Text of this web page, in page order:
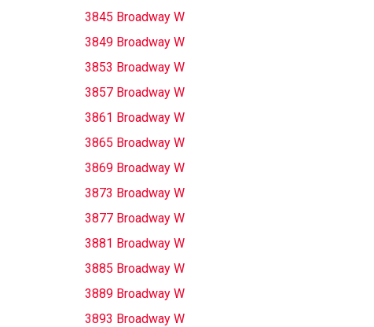
3845 Broadway W
3849 Broadway W
3853 Broadway W
3857 Broadway W
3861 Broadway W
3865 Broadway W
3869 Broadway W
3873 Broadway W
3877 Broadway W
3881 Broadway W
3885 Broadway W
3889 Broadway W
3893 Broadway W